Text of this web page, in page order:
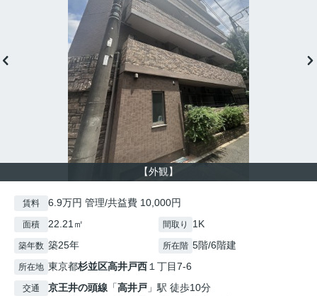
【外観】
賃料 6.9万円 管理/共益費 10,000円
面積 22.21㎡ 間取り 1K
築年数 築25年 所在階 5階/6階建
所在地 東京都杉並区高井戸西 １丁目7-6
交通 京王井の頭線 「高井戸 」駅 徒歩10分